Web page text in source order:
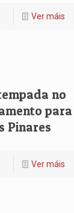
Ver máis
no
para
Pinares
Ver máis